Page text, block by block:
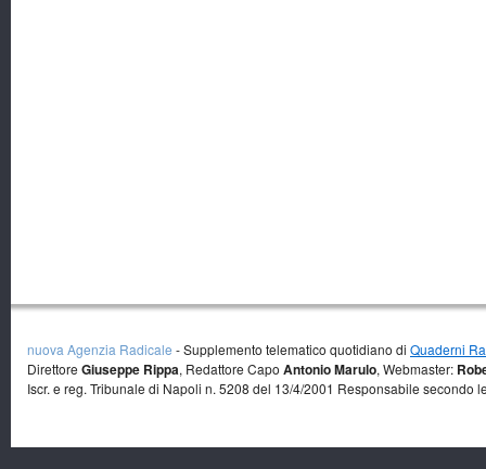
nuova Agenzia Radicale - Supplemento telematico quotidiano di Quaderni
Direttore Giuseppe Rippa, Redattore Capo Antonio Marulo, Webmaster:
Iscr. e reg. Tribunale di Napoli n. 5208 del 13/4/2001 Responsabile secondo